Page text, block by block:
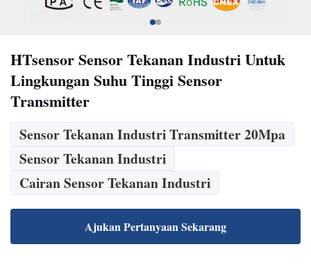
HTsensor Sensor Tekanan Industri Untuk
Lingkungan Suhu Tinggi Sensor
Transmitter
Sensor Tekanan Industri Transmitter 20Mpa
Sensor Tekanan Industri
Cairan Sensor Tekanan Industri
Ajukan Pertanyaan Sekarang